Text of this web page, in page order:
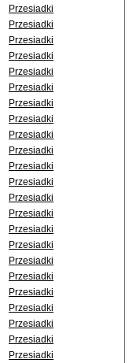
Przesiadki
Przesiadki
Przesiadki
Przesiadki
Przesiadki
Przesiadki
Przesiadki
Przesiadki
Przesiadki
Przesiadki
Przesiadki
Przesiadki
Przesiadki
Przesiadki
Przesiadki
Przesiadki
Przesiadki
Przesiadki
Przesiadki
Przesiadki
Przesiadki
Przesiadki
Przesiadki